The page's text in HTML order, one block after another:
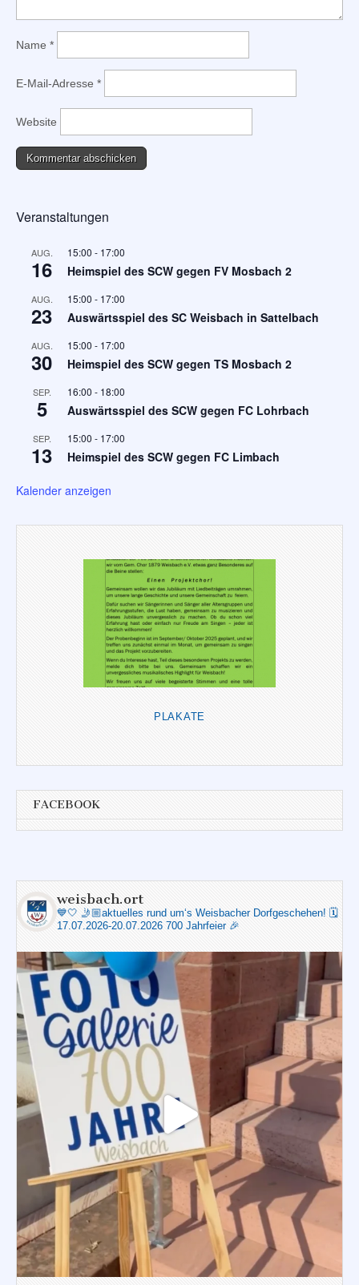
Name *
E-Mail-Adresse *
Website
Veranstaltungen
AUG.
16
15:00 - 17:00
Heimspiel des SCW gegen FV Mosbach 2
AUG.
23
15:00 - 17:00
Auswärtsspiel des SC Weisbach in Sattelbach
AUG.
30
15:00 - 17:00
Heimspiel des SCW gegen TS Mosbach 2
SEP.
5
16:00 - 18:00
Auswärtsspiel des SCW gegen FC Lohrbach
SEP.
13
15:00 - 17:00
Heimspiel des SCW gegen FC Limbach
Kalender anzeigen
PLAKATE
FACEBOOK
weisbach.ort
💙🤍 🤳🏼aktuelles rund um‘s Weisbacher Dorfgeschehen! 🗓️
17.07.2026-20.07.2026 700 Jahrfeier 🎉